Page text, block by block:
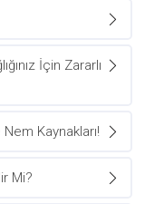
İçin Zararlı
Kaynakları!
Mi?